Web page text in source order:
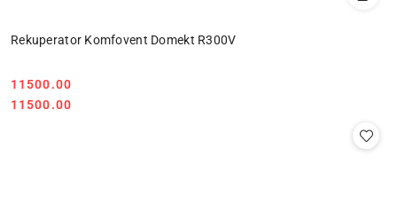
Rekuperator Komfovent Domekt R300V
Cena:
11500.00
Cena:
11500.00